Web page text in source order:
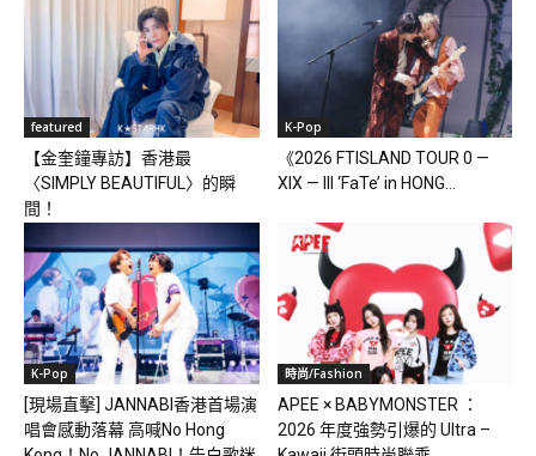
featured
【金奎鐘專訪】香港最
〈SIMPLY BEAUTIFUL〉的瞬
間！
K-Pop
《2026 FTISLAND TOUR 0 —
XIX — III ‘FaTe’ in HONG...
K-Pop
[現場直擊] JANNABI香港首場演
唱會感動落幕 高喊No Hong
時尚/Fashion
APEE × BABYMONSTER ：
2026 年度強勢引爆的 Ultra –